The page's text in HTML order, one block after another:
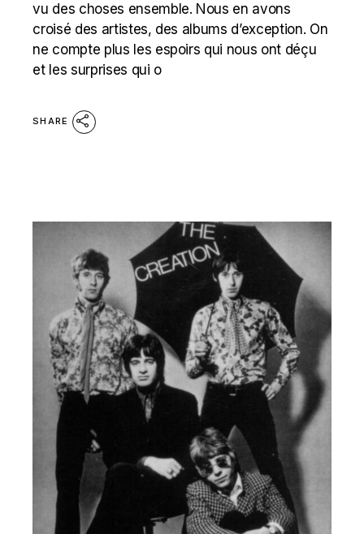
vu des choses ensemble. Nous en avons
croisé des artistes, des albums d’exception. On
ne compte plus les espoirs qui nous ont déçu
et les surprises qui o
SHARE